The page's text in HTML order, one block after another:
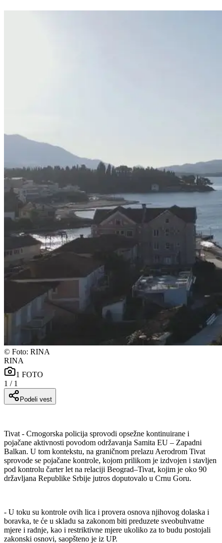
© Foto: RINA
RINA
1 FOTO
1 / 1
Podeli vest
Tivat - Crnogorska policija sprovodi opsežne kontinuirane i
pojačane aktivnosti povodom održavanja Samita EU – Zapadni
Balkan. U tom kontekstu, na graničnom prelazu Aerodrom Tivat
sprovode se pojačane kontrole, kojom prilikom je izdvojen i stavljen
pod kontrolu čarter let na relaciji Beograd–Tivat, kojim je oko 90
državljana Republike Srbije jutros doputovalo u Crnu Goru.
- U toku su kontrole ovih lica i provera osnova njihovog dolaska i
boravka, te će u skladu sa zakonom biti preduzete sveobuhvatne
mjere i radnje, kao i restriktivne mjere ukoliko za to budu postojali
zakonski osnovi, saopšteno je iz UP.